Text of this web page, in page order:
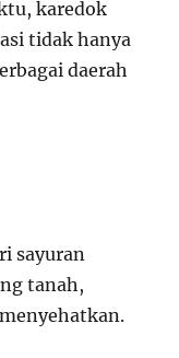
karedok
tidak hanya
daerah
sayuran
tanah,